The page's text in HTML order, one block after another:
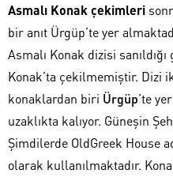
Asmalı Konak çekimleri
bir anıt Ürgüp’te yer
Asmalı Konak dizisi
Konak’ta çekilmemiştir. Dizi
konaklardan biri Ürgüp’te
uzaklıkta kalıyor. Güneşin
Şimdilerde OldGreek House
olarak kullanılmaktadır.